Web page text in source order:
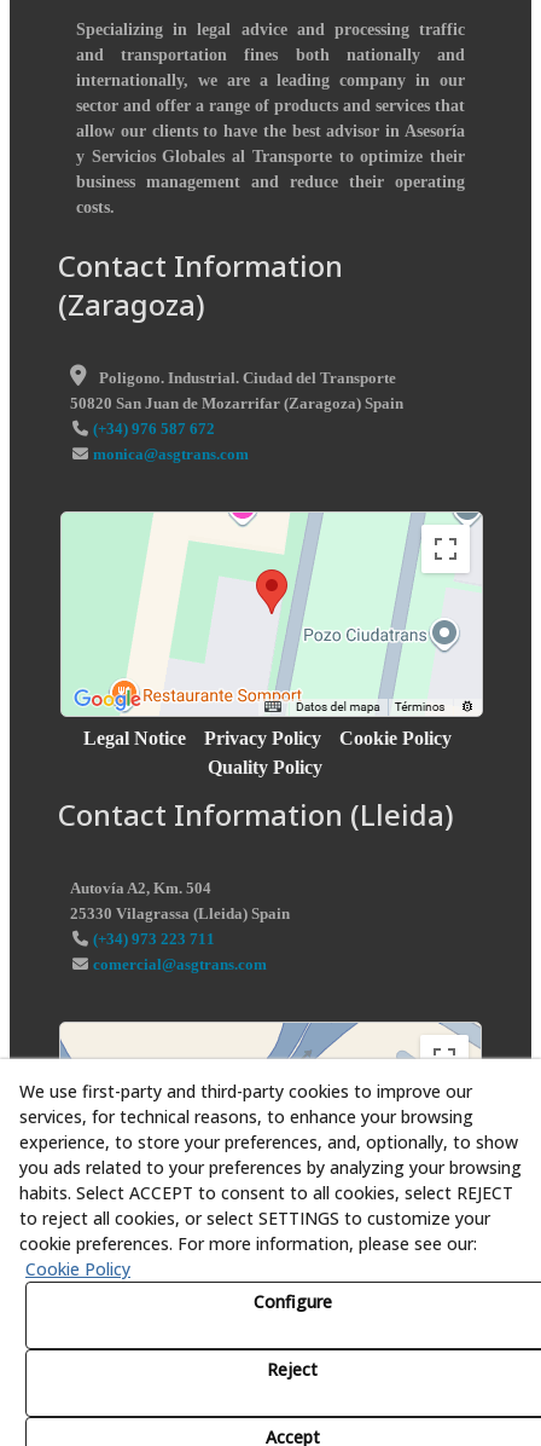
Specializing in legal advice and processing traffic
and transportation fines both nationally and
internationally, we are a leading company in our
sector and offer a range of products and services that
allow our clients to have the best advisor in Asesoría
y Servicios Globales al Transporte to optimize their
business management and reduce their operating
costs.
Contact Information
(Zaragoza)
Poligono. Industrial. Ciudad del Transporte
50820 San Juan de Mozarrifar (Zaragoza) Spain
(+34) 976 587 672
monica@asgtrans.com
Legal Notice Privacy Policy
Cookie Policy
Quality Policy
Contact Information (Lleida)
Autovía A2, Km. 504
25330 Vilagrassa (Lleida) Spain
(+34) 973 223 711
comercial@asgtrans.com
S.L. - All rights reserved.
We use first-party and third-party cookies to improve our
services, for technical reasons, to enhance your browsing
experience, to store your preferences, and, optionally, to show
you ads related to your preferences by analyzing your browsing
habits. Select ACCEPT to consent to all cookies, select REJECT
to reject all cookies, or select SETTINGS to customize your
cookie preferences. For more information, please see our:
Cookie Policy
Configure
Reject
Accept